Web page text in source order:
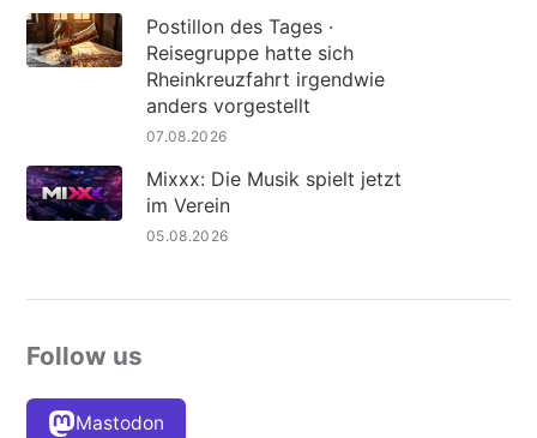
Postillon des Tages ·
Reisegruppe hatte sich
Rheinkreuzfahrt irgendwie
anders vorgestellt
07.08.2026
Mixxx: Die Musik spielt jetzt
im Verein
05.08.2026
Follow us
Mastodon